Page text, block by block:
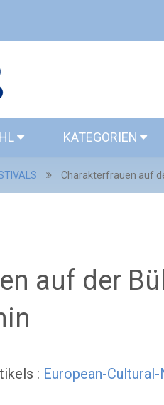
KATEGORIEN
Charakterfrauen auf
auf der
: European-